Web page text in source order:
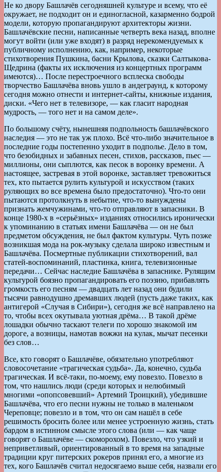
Не ко двору Башлачёв сегодняшней культуре и всему, что её
окружает, не подходит он и единогласной, казарменно бодрой
модели, которую пропагандируют архитекторы жизни.
Башлачёвские песни, написанные четверть века назад, вполне
могут войти (или уже входят) в разряд нерекомендуемых к
публичному исполнению, как, например, некоторые
стихотворения Пушкина, басни Крылова, сказки Салтыкова-
Щедрина (факты их исключения из концертных программ
имеются)… После перестроечного всплеска свободы
творчество Башлачёва вновь ушло в андеграунд, к которому
сегодня можно отнести и интернет-сайты, книжные издания,
диски. «Чего нет в телевизоре, — как гласит народная
мудрость, — того нет и на самом деле».
По большому счёту, нынешняя подпольность башлачёвского
наследия — это не так уж плохо. Всё что-либо значительное в
последние годы постепенно уходит в подполье. Дело в том,
что безобидных и забавных песен, стихов, рассказов, пьес —
миллионы, они сыплются, как песок в воронку времени. А
настоящее, застревая в этой воронке, заставляет тревожиться
тех, кто пытается рулить культурой и искусством (таких
руляющих во все времена было предостаточно). Что-то они
пытаются протолкнуть в небытие, что-то вынуждены
признать жемчужинами, что-то отправляют в запасники. В
конце 1980-х в «серьёзных» изданиях относились иронически
к упоминанию в статьях имени Башлачёва — он не был
предметом обсуждения, не был фактом культуры. Чуть позже
возникшая мода на рок-музыку сделала широко известным и
Башлачёва. Посмертные публикации стихотворений, вал
статей-воспоминаний, пластинка, книга, телевизионные
передачи… Сейчас наследие Башлачёва в запаснике. Рулящим
культурой боязно пропагандировать его поэзию, прибавлять
громкость его песням — двадцать лет назад они будили
тысячи равнодушно дремавших людей (пусть даже таких, как
антигерой «Случая в Сибири»), сегодня же всё направлено на
то, чтобы всех окутывала уютная дрёма… В такой дрёме
лошадки обычно таскают телеги по хорошо знакомой им
дороге, а возницы, намотав вожжи на кулак, мычат песенки
без слов…
Все, кто говорят о Башлачёве, обязательно употребляют
словосочетание «трагическая судьба». Да, конечно, судьба
трагическая. И всё-таки, по-моему, ему повезло. Повезло в
том, что нашлись люди (среди которых и нелюбимый
многими «опопсовевший» Артемий Троицкий), убедившие
Башлачёва, что его песни нужны не только в маленьком
Череповце; повезло и в том, что он сам нашёл в себе
решимость бросить более или менее устроенную жизнь, стать
бардом в истинном смысле этого слова (или — как чаще
говорят о Башлачёве — скоморохом). Повезло, что узкий и
неприветливый, ориентированный в то время на западные
традиции круг питерских рокеров принял его, а многие из
тех, кого Башлачёв считал недосягаемо выше себя, назвали его